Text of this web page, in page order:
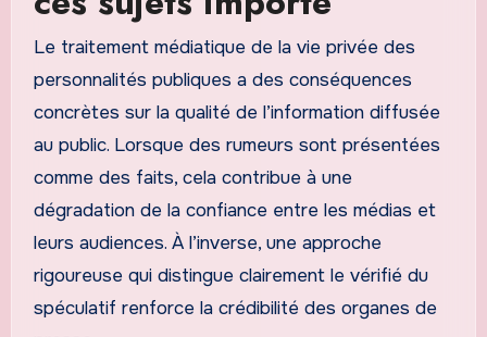
Le traitement médiatique de la vie privée des
personnalités publiques a des conséquences
concrètes sur la qualité de l’information diffusée
au public. Lorsque des rumeurs sont présentées
comme des faits, cela contribue à une
dégradation de la confiance entre les médias et
leurs audiences. À l’inverse, une approche
rigoureuse qui distingue clairement le vérifié du
spéculatif renforce la crédibilité des organes de